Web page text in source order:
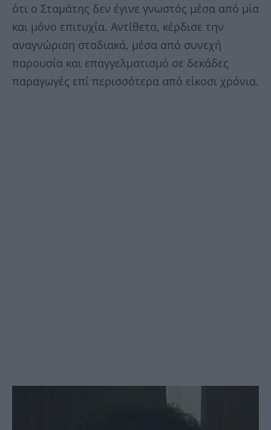
ότι ο Σταμάτης δεν έγινε γνωστός μέσα από μία
και μόνο επιτυχία. Αντίθετα, κέρδισε την
αναγνώριση σταδιακά, μέσα από συνεχή
παρουσία και επαγγελματισμό σε δεκάδες
παραγωγές επί περισσότερα από είκοσι χρόνια.